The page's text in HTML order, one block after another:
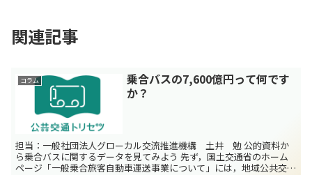
関連記事
コラム
乗合バスの7,600億円って何です
か？
担当：一般社団法人グローカル交流推進機構 土井 勉 公的資料か
ら乗合バスに関するデータを見てみよう 先ず，国土交通省のホーム
ページ「一般乗合旅客自動車運送事業について」には，地域公共交通